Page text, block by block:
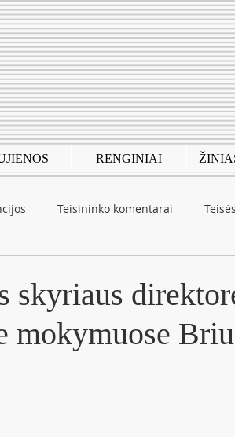
RENGINIAI
Teisininko komentarai
skyriaus
mokymuose